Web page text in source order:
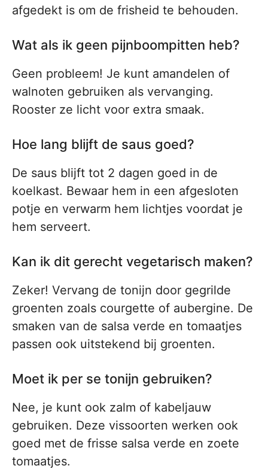
afgedekt is om de frisheid te behouden.
Wat als ik geen pijnboompitten heb?
Geen probleem! Je kunt amandelen of
walnoten gebruiken als vervanging.
Rooster ze licht voor extra smaak.
Hoe lang blijft de saus goed?
De saus blijft tot 2 dagen goed in de
koelkast. Bewaar hem in een afgesloten
potje en verwarm hem lichtjes voordat je
hem serveert.
Kan ik dit gerecht vegetarisch maken?
Zeker! Vervang de tonijn door gegrilde
groenten zoals courgette of aubergine. De
smaken van de salsa verde en tomaatjes
passen ook uitstekend bij groenten.
Moet ik per se tonijn gebruiken?
Nee, je kunt ook zalm of kabeljauw
gebruiken. Deze vissoorten werken ook
goed met de frisse salsa verde en zoete
tomaatjes.